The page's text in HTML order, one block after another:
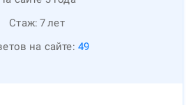
Стаж: 7лет
на сайте: 49